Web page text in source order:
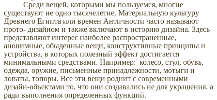
Среди вещей, которыми мы пользуемся, многие
существуют не одно тысячелетие. Материальную культуру
Древнего Египта или времен Античности часто называют
прото- дизайном и также включают в историю дизайна. Здесь
представляют интерес наиболее распространенные,
анонимные, обыденные вещи, конструктивные принципы и
устройства, в которых полезный эффект достигается
минимальными средствами. Например: колесо, стул, обувь,
одежда, оружие, письменные принадлежности, мотыги и
лопаты, топоры. Все эти вещи роднит с современными
дизайн-объектами то, что они создавались не для украшения, а
ради выполнения определенных функций.